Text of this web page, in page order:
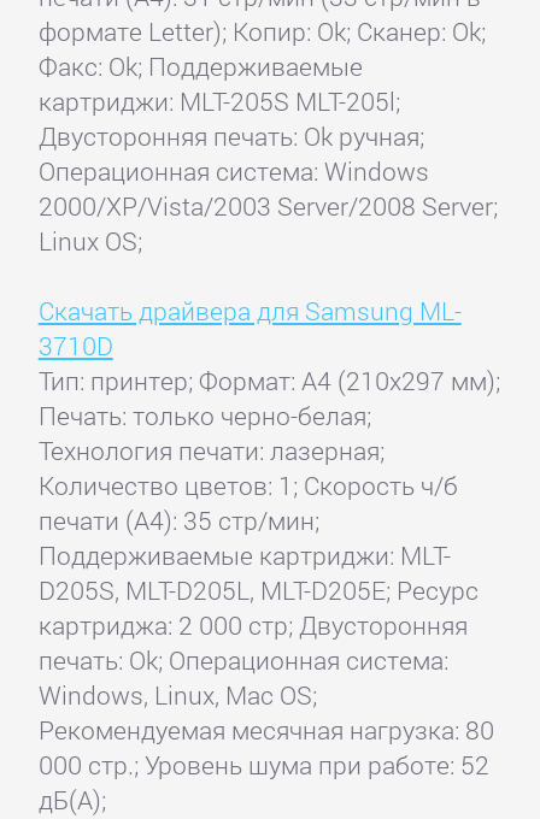
формате Letter); Копир: Ok; Сканер: Ok;
Факс: Ok; Поддерживаемые
картриджи: MLT-205S MLT-205l;
Двусторонняя печать: Ok ручная;
Операционная система: Windows
2000/XP/Vista/2003 Server/2008 Server;
Linux OS;
Скачать драйвера для Samsung ML-
3710D
Тип: принтер; Формат: A4 (210x297 мм);
Печать: только черно-белая;
Технология печати: лазерная;
Количество цветов: 1; Скорость ч/б
печати (А4): 35 стр/мин;
Поддерживаемые картриджи: MLT-
D205S, MLT-D205L, MLT-D205E; Ресурс
картриджа: 2 000 стр; Двусторонняя
печать: Ok; Операционная система:
Windows, Linux, Mac OS;
Рекомендуемая месячная нагрузка: 80
000 стр.; Уровень шума при работе: 52
дБ(А);